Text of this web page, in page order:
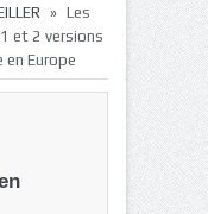
» Les
et 2 versions
Europe